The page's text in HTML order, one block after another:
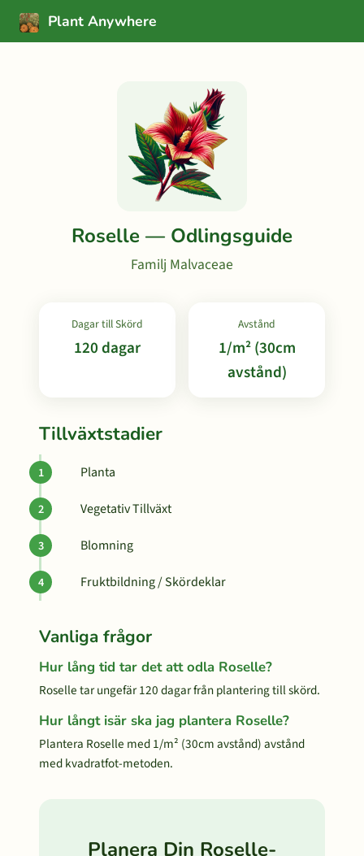
Plant Anywhere
Roselle — Odlingsguide
Familj Malvaceae
Dagar till Skörd
120 dagar
Avstånd
1/m² (30cm
avstånd)
Tillväxtstadier
Planta
Vegetativ Tillväxt
Blomning
Fruktbildning / Skördeklar
Vanliga frågor
Hur lång tid tar det att odla Roselle?
Roselle tar ungefär 120 dagar från plantering till skörd.
Hur långt isär ska jag plantera Roselle?
Plantera Roselle med 1/m² (30cm avstånd) avstånd
med kvadratfot-metoden.
Planera Din Roselle-